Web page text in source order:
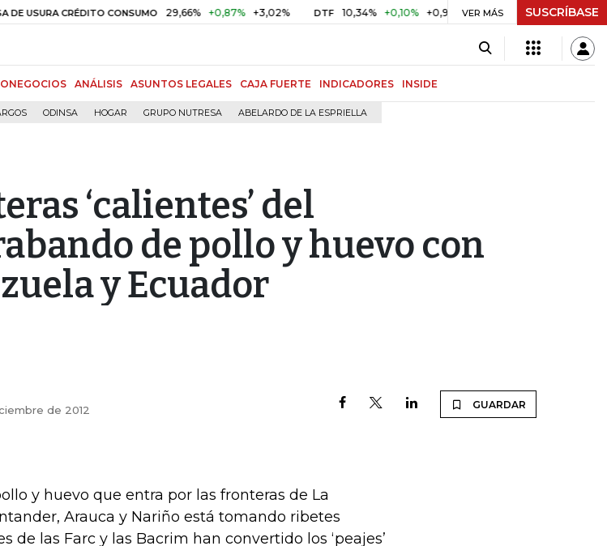
CRÉDITO CONSUMO 29,66% +0,87% +3,02% DTF 10,34% +0,10% +0,98% UVR $ 416,96 +$ 0,05 +0,01%
VER MÁS SUSCRÍBASE
ANÁLISIS ASUNTOS LEGALES CAJA FUERTE INDICADORES INSIDE
ODINSA HOGAR GRUPO NUTRESA ABELARDO DE LA ESPRIELLA
‘calientes’ del
de pollo y huevo con
y Ecuador
de 2012 GUARDAR
y huevo que entra por las fronteras de La
Arauca y Nariño está tomando ribetes
de las Farc y las Bacrim han convertido los ‘peajes’